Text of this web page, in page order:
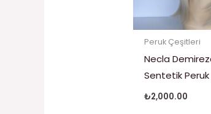
Peruk Çeşitleri
Necla
Sentetik
₺2,000.00